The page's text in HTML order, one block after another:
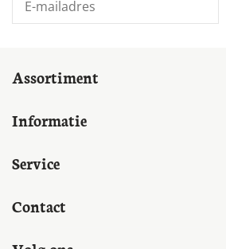
Assortiment
Informatie
Service
Contact